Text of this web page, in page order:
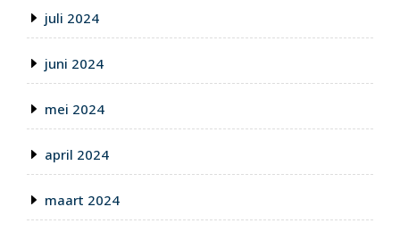
juli 2024
juni 2024
mei 2024
april 2024
maart 2024